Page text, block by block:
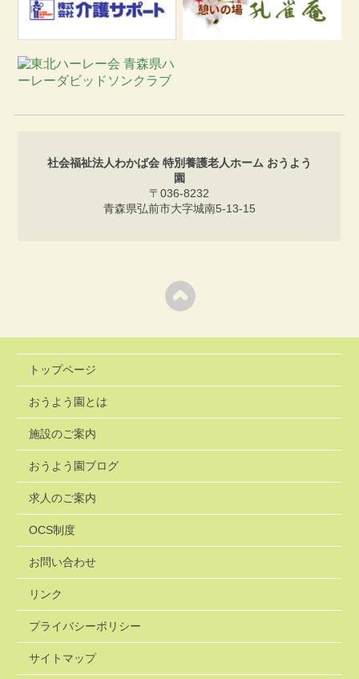
社会福祉法人わかば会 特別養護老人ホーム おうよう
園
〒036-8232
青森県弘前市大字城南5-13-15
トップページ
おうよう園とは
施設のご案内
おうよう園ブログ
求人のご案内
OCS制度
お問い合わせ
リンク
プライバシーポリシー
サイトマップ